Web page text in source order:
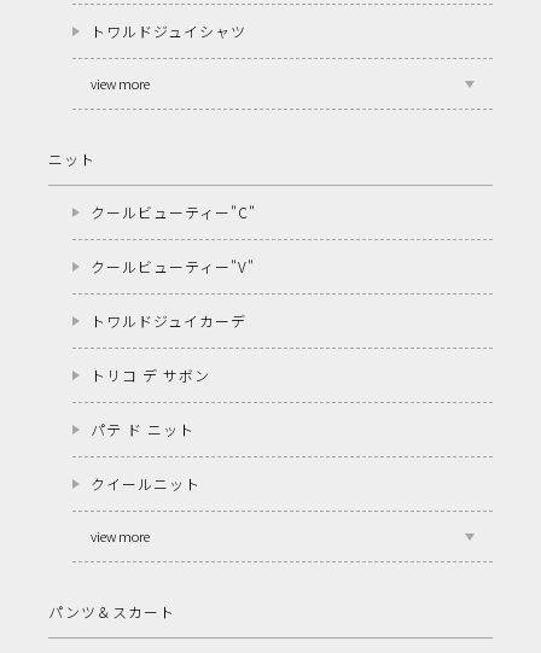
トワルドジュイシャツ
view more
ニット
クールビューティー"C"
クールビューティー"V"
トワルドジュイカーデ
トリコ デ サボン
パテ ド ニット
クイールニット
view more
パンツ＆スカート